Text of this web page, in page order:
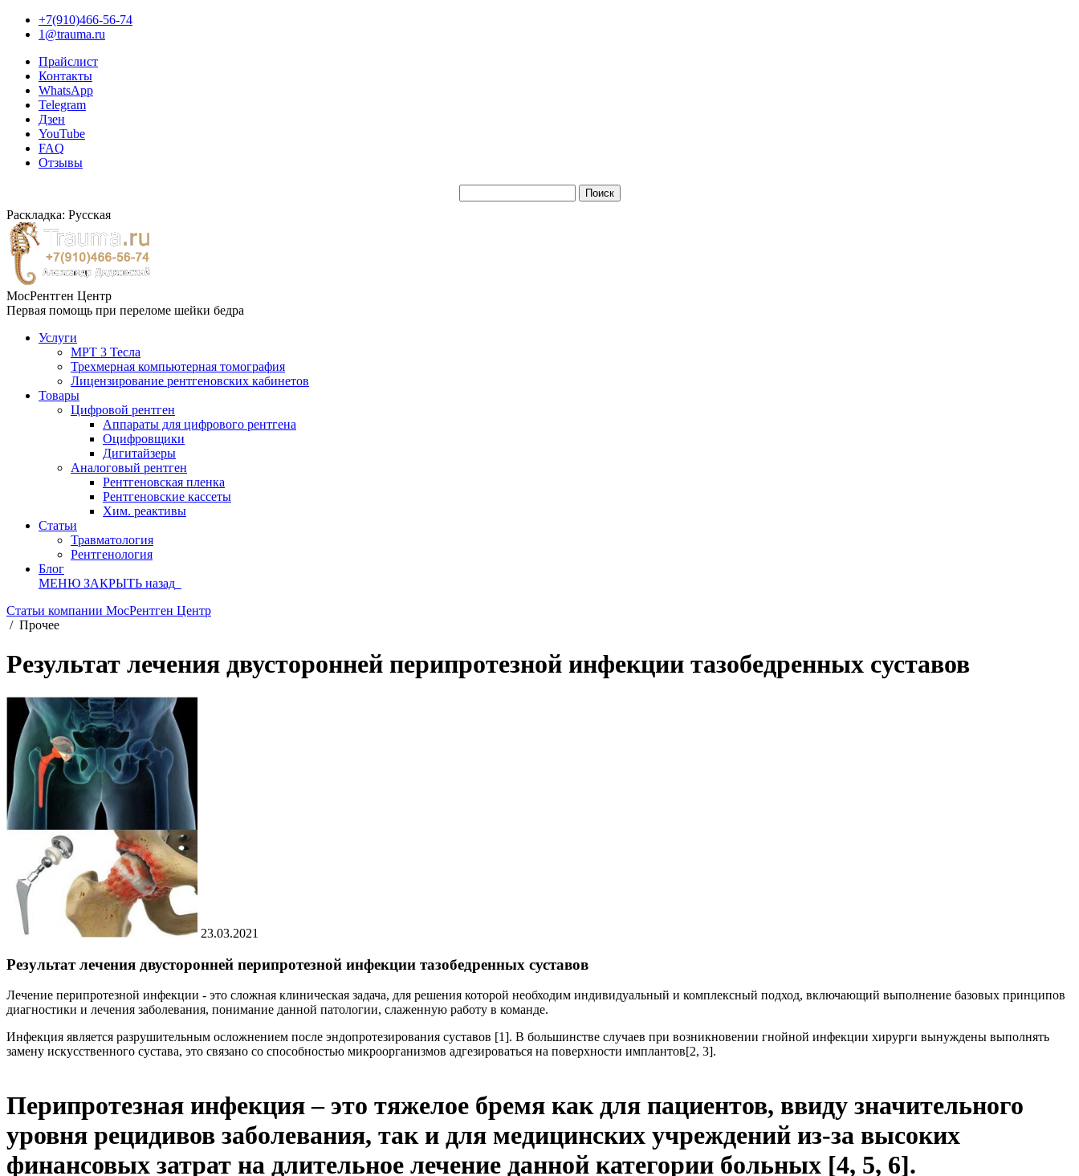
+7(910)466-56-74
1@trauma.ru
Прайслист
Контакты
WhatsApp
Telegram
Дзен
YouTube
FAQ
Отзывы
Раскладка: Русская
МосРентген Центр
Первая помощь при переломе шейки бедра
Услуги
МРТ 3 Тесла
Трехмерная компьютерная томография
Лицензирование рентгеновских кабинетов
Товары
Цифровой рентген
Аппараты для цифрового рентгена
Оцифровщики
Дигитайзеры
Аналоговый рентген
Рентгеновская пленка
Рентгеновские кассеты
Хим. реактивы
Статьи
Травматология
Рентгенология
Блог
МЕНЮ ЗАКРЫТЬ назад
Статьи компании МосРентген Центр
/ Прочее
Результат лечения двусторонней перипротезной инфекции тазобедренных суставов
23.03.2021
Результат лечения двусторонней перипротезной инфекции тазобедренных суставов
Лечение перипротезной инфекции - это сложная клиническая задача, для решения которой необходим индивидуальный и комплексный подход, включающий выполнение базовых принципов
диагностики и лечения заболевания, понимание данной патологии, слаженную работу в команде.
Инфекция является разрушительным осложнением после эндопротезирования суставов [1]. В большинстве случаев при возникновении гнойной инфекции хирурги вынуждены выполнять
замену искусственного сустава, это связано со способностью микроорганизмов адгезироваться на поверхности имплантов[2, 3].
Перипротезная инфекция – это тяжелое бремя как для пациентов, ввиду значительного
уровня рецидивов заболевания, так и для медицинских учреждений из-за высоких
финансовых затрат на длительное лечение данной категории больных [4, 5, 6].